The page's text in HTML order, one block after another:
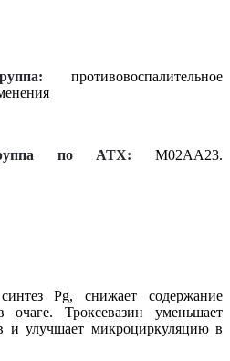
противовоспалительное
группа по АТХ: M02AA23.
Pg, снижает содержание
очаге. Троксевазин уменьшает
и улучшает микроциркуляцию в